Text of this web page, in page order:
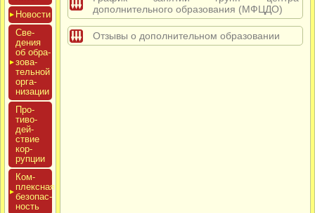
Новос­ти
Све­
дения
об об­ра­
зова­
тель­ной
ор­га­
низа­ции
Про­
тиво­
дей­
ствие
кор­
рупции
Ком­
плексная
бе­зопас­
ность
дополнительного образования (МФЦДО)
Отзывы о дополнительном образовании